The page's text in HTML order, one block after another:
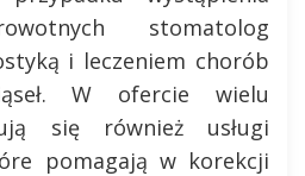
stomatolog
i leczeniem chorób
W ofercie wielu
się również usługi
pomagają w korekcji